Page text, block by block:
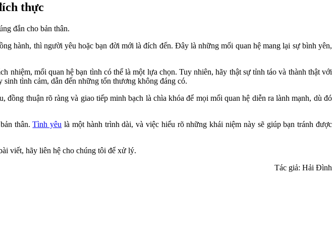
thực
đắn cho bản thân.
hành, thì người yêu hoặc bạn đời mới là đích đến. Đây là những mối quan hệ mang lại sự bình yên,
nhiệm, mối quan hệ bạn tình có thể là một lựa chọn. Tuy nhiên, hãy thật sự tỉnh táo và thành thật với
tình cảm, dẫn đến những tổn thương không đáng có.
thuận rõ ràng và giao tiếp minh bạch là chìa khóa để mọi mối quan hệ diễn ra lành mạnh, dù đó
thân.Tình yêu là một hành trình dài, và việc hiểu rõ những khái niệm này sẽ giúp bạn tránh được
viết, hãy liên hệ cho chúng tôi để xử lý.
Tác giả: Hải Đình